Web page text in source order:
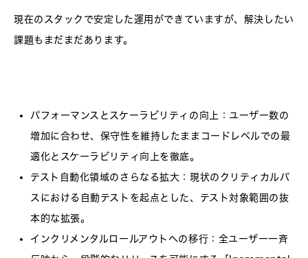
現在のスタックで安定した運用ができていますが、解決したい
課題もまだまだあります。
パフォーマンスとスケーラビリティの向上 ：ユーザー数の
増加に合わせ、保守性を維持したままコードレベルでの最
適化とスケーラビリティ向上を徹底。
テスト自動化領域のさらなる拡大 ：現状のクリティカルパ
スにおける自動テストを起点とした、テスト対象範囲の抜
本的な拡張。
インクリメンタルロールアウトへの移行 ：全ユーザー一斉